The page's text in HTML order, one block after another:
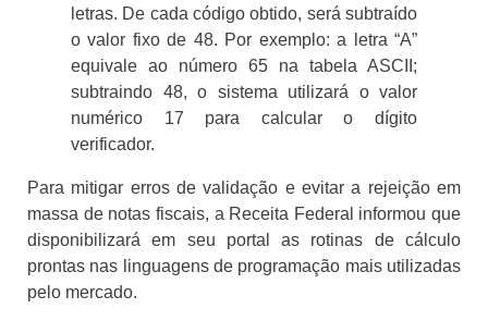
letras. De cada código obtido, será subtraído
o valor fixo de 48. Por exemplo: a letra “A”
equivale ao número 65 na tabela ASCII;
subtraindo 48, o sistema utilizará o valor
numérico 17 para calcular o dígito
verificador.
Para mitigar erros de validação e evitar a rejeição em
massa de notas fiscais, a Receita Federal informou que
disponibilizará em seu portal as rotinas de cálculo
prontas nas linguagens de programação mais utilizadas
pelo mercado.